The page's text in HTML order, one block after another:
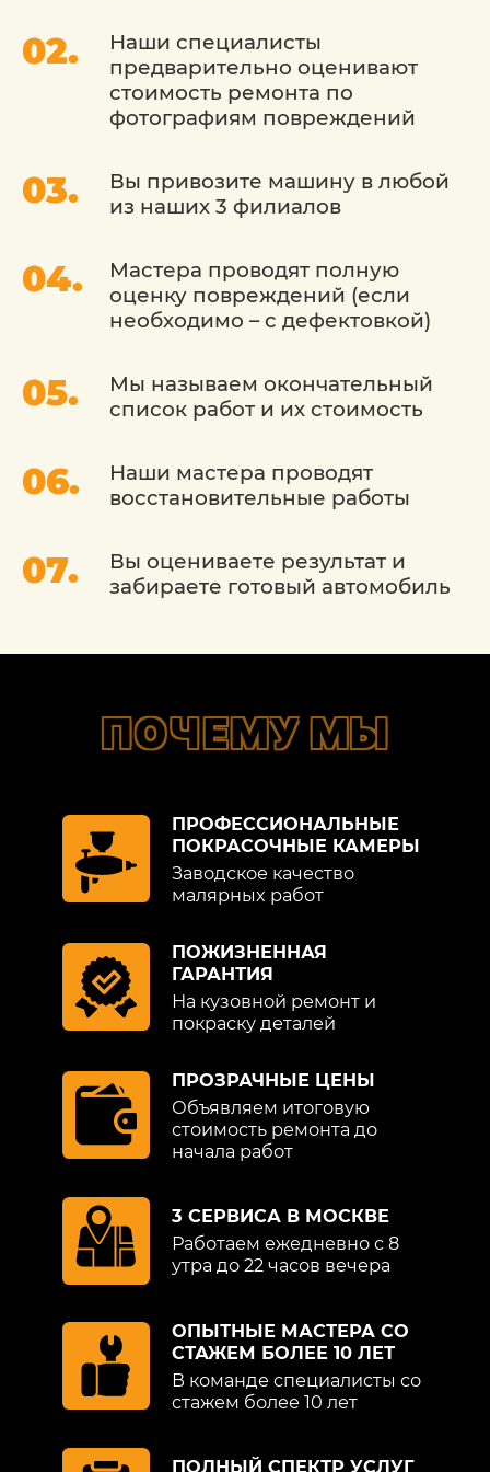
ФОЛЬКСВАГЕН ЛЮБОЙ
СЛОЖНОСТИ В
ПРОФЕССИОНАЛЬНОМ
Ремонт кузова – это один из самых
работ, которые приходится выполнять в
автосервисе. Основной его частью
являются жестяные работы, которые
предусматривают устранение
в какую стоимость обойдутся жестяные
работы Volkswagen (Фольксваген), во
выполнения этих работ являются очень
высокими. Поэтому выполнять их
специалисты.
выколачивание;
вытяжка.
Сегодня жестяные работы Фольксваген
обширного набора
специализированного инструмента.
Также для восстановления кузовных
элементов может потребоваться
устранения разрывов металла и
пробоин. Для их выполнения
применяться передовые технологии и
оборудование. Зачастую выполнение
детали кузова с ее последующим
монтажом. Очень важно качественно
выполнить и этот этап.
только профессионалы. Нередко
владельцы автомобилей пытаются
сэкономить, обращаясь к различным
гаражным мастерам, которые обещают
(Фольксваген) недорого. Однако важно
Наши специалисты
предварительно оценивают
стоимость ремонта по
фотографиям повреждений
Вы привозите машину в любой
из наших 3 филиалов
Мастера проводят полную
оценку повреждений (если
необходимо – с дефектовкой)
Мы называем окончательный
список работ и их стоимость
Наши мастера проводят
восстановительные работы
Вы оцениваете результат и
забираете готовый автомобиль
ПОЧЕМУ МЫ
ПРОФЕССИОНАЛЬНЫЕ
ПОКРАСОЧНЫЕ КАМЕРЫ
Заводское качество
малярных работ
ПОЖИЗНЕННАЯ
ГАРАНТИЯ
На кузовной ремонт и
покраску деталей
ПРОЗРАЧНЫЕ ЦЕНЫ
Объявляем итоговую
стоимость ремонта до
начала работ
3 СЕРВИСА В МОСКВЕ
Работаем ежедневно с 8
утра до 22 часов вечера
ОПЫТНЫЕ МАСТЕРА СО
СТАЖЕМ БОЛЕЕ 10 ЛЕТ
В команде специалисты со
стажем более 10 лет
ПОЛНЫЙ СПЕКТР УСЛУГ